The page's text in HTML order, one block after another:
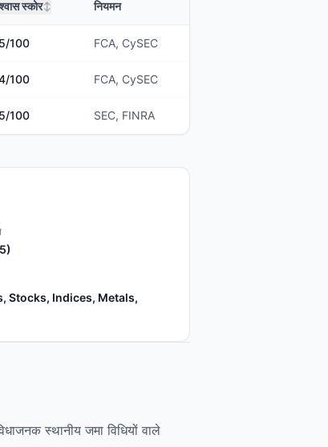
स्कोर↕ नियमन
/100 FCA, CySEC
/100 FCA, CySEC
/100 SEC, FINRA
Stocks, Indices, Metals,
स्थानीय जमा विधियों वाले